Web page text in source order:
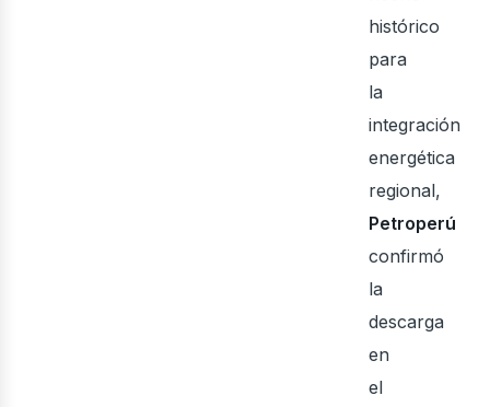
histórico
para
la
integración
energética
regional,
Petroperú
confirmó
la
descarga
en
el